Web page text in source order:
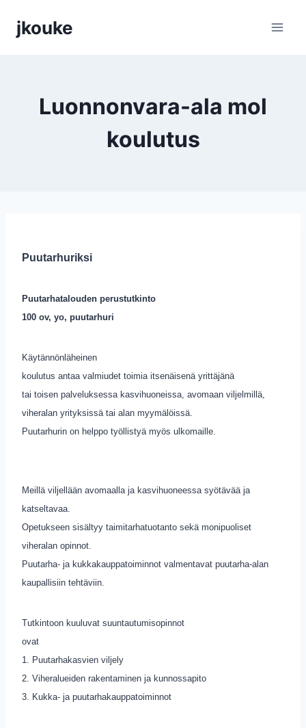
sisältöön
jkouke
Luonnonvara-ala mol
koulutus
Puutarhuriksi
Puutarhatalouden perustutkinto
100 ov, yo, puutarhuri
Käytännönläheinen
koulutus antaa valmiudet toimia itsenäisenä yrittäjänä
tai toisen palveluksessa kasvihuoneissa, avomaan viljelmillä,
viheralan yrityksissä tai alan myymälöissä.
Puutarhurin on helppo työllistyä myös ulkomaille.
Meillä viljellään avomaalla ja kasvihuoneessa syötävää ja
katseltavaa.
Opetukseen sisältyy taimitarhatuotanto sekä monipuoliset
viheralan opinnot.
Puutarha- ja kukkakauppatoiminnot valmentavat puutarha-alan
kaupallisiin tehtäviin.
Tutkintoon kuuluvat suuntautumisopinnot
ovat
1. Puutarhakasvien viljely
2. Viheralueiden rakentaminen ja kunnossapito
3. Kukka- ja puutarhakauppatoiminnot